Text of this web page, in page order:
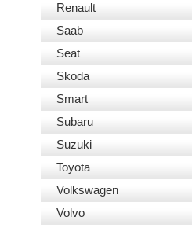
Renault
Saab
Seat
Skoda
Smart
Subaru
Suzuki
Toyota
Volkswagen
Volvo